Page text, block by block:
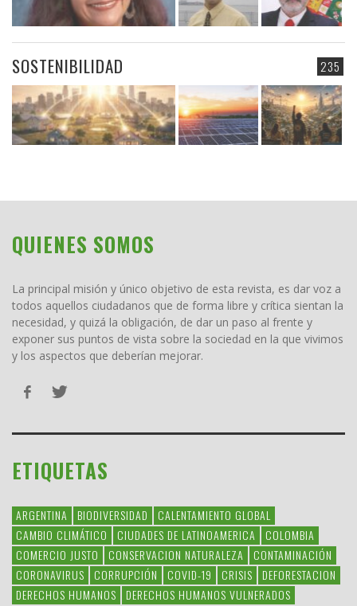
235
SOSTENIBILIDAD
QUIENES SOMOS
La principal misión y único objetivo de esta revista, es dar voz a
todos aquellos ciudadanos que de forma libre y crítica sientan la
necesidad, y quizá la obligación, de dar un paso al frente y
exponer sus puntos de vista sobre la sociedad en la que vivimos
y los aspectos que deberían mejorar.
ETIQUETAS
ARGENTINA BIODIVERSIDAD
CALENTAMIENTO GLOBAL
CAMBIO CLIMÁTICO
CIUDADES DE LATINOAMERICA
COLOMBIA
COMERCIO JUSTO
CONSERVACION NATURALEZA
CONTAMINACIÓN
CORONAVIRUS
CORRUPCIÓN COVID-19 CRISIS
DEFORESTACION
DERECHOS HUMANOS
DERECHOS HUMANOS VULNERADOS